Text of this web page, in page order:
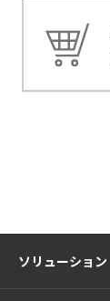
ソリューション